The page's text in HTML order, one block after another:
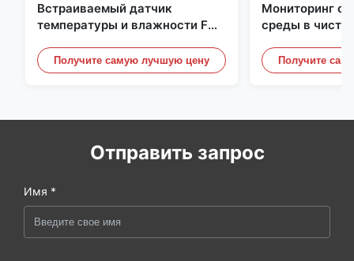
Встраиваемый датчик
температуры и влажности FD-
монитор из нержавеющей
стали 316L
Получите самую лучшую цену
Мониторинг
среды в
встроенная
20mA/RS485
Получите
Отправить запрос
Имя *